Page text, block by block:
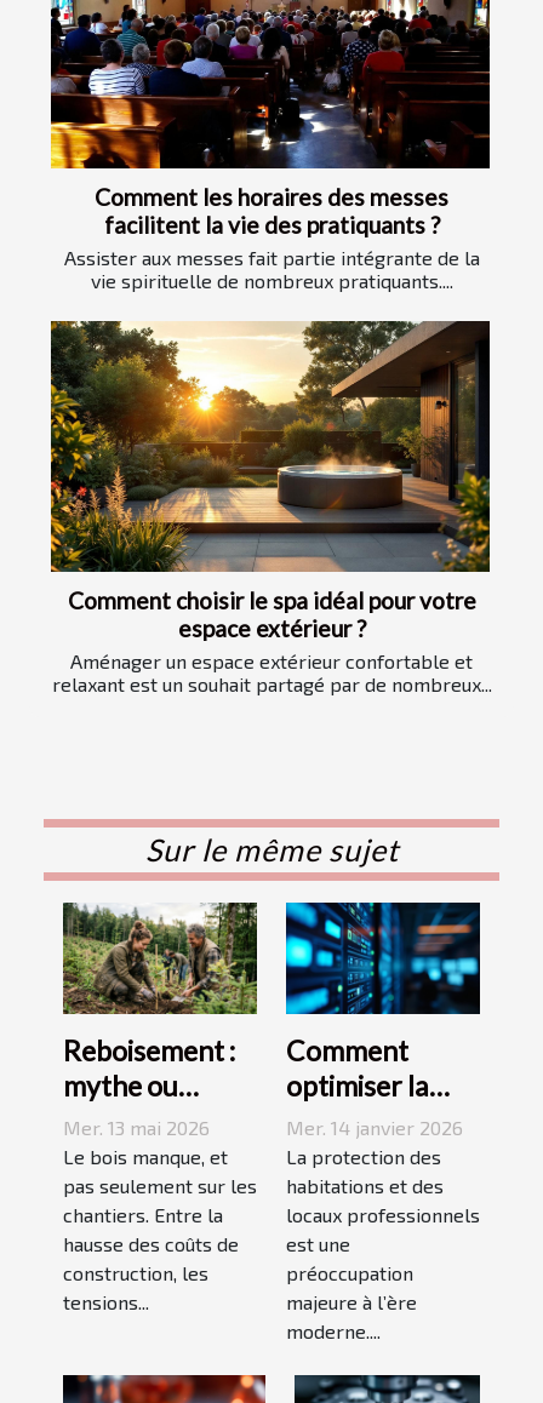
Comment les horaires des messes
facilitent la vie des pratiquants ?
Assister aux messes fait partie intégrante de la
vie spirituelle de nombreux pratiquants....
Comment choisir le spa idéal pour votre
espace extérieur ?
Aménager un espace extérieur confortable et
relaxant est un souhait partagé par de nombreux...
Sur le même sujet
Reboisement :
mythe ou
solution
durable à la
crise du bois ?
Mer. 13 mai 2026
Le bois manque, et
pas seulement sur les
chantiers. Entre la
hausse des coûts de
construction, les
tensions...
Comment
optimiser la
sécurité avec
des systèmes
d'alarme
modernes ?
Mer. 14 janvier 2026
La protection des
habitations et des
locaux professionnels
est une
préoccupation
majeure à l’ère
moderne....